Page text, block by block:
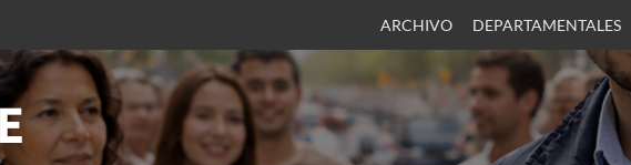
ARCHIVO DEPARTAMENTALES